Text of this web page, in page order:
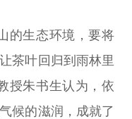
的生态环境，要将
茶叶回归到雨林里
授朱书生认为，依
候的滋润，成就了